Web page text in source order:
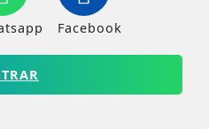
Facebook